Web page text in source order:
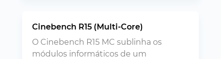
Cinebench R15 (Multi-Core)
O Cinebench R15 MC sublinha os
módulos informáticos de um